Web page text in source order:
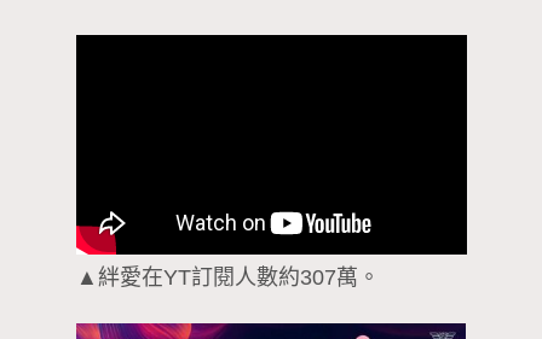
▲絆愛在YT訂閱人數約307萬。